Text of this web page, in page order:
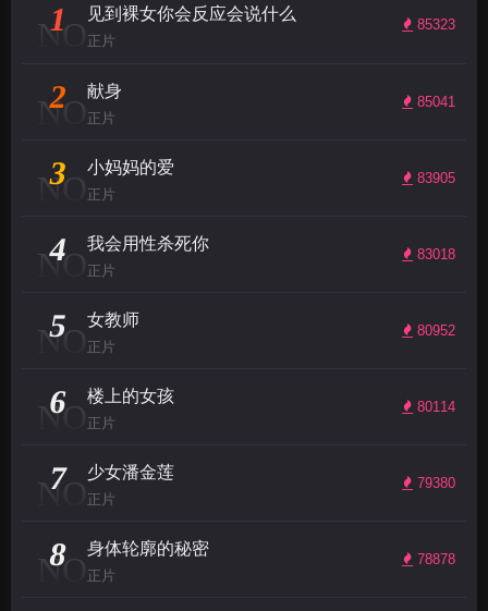
NO
1 85323
见到裸女你会反应会说什么
正片
NO
2 85041
献身
正片
NO
3 83905
小妈妈的爱
正片
NO
4 83018
我会用性杀死你
正片
NO
5 80952
女教师
正片
NO
6 80114
楼上的女孩
正片
NO
7 79380
少女潘金莲
正片
NO
8 78878
身体轮廓的秘密
正片